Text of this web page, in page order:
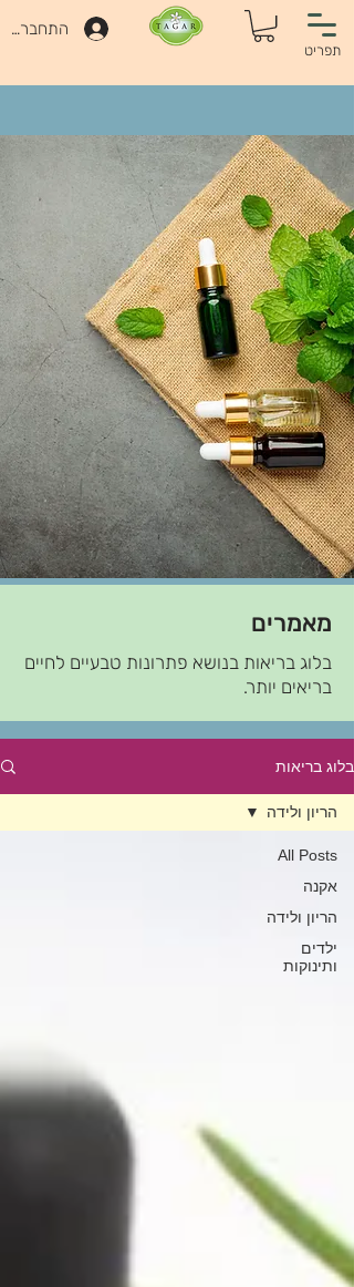
התחברות
תפריט
מאמרים
בלוג בריאות בנושא פתרונות טבעיים לחיים
בריאים יותר.
בלוג בריאות
All Posts
אקנה
הריון ולידה
ילדים
ותינוקות
הריון ולידה